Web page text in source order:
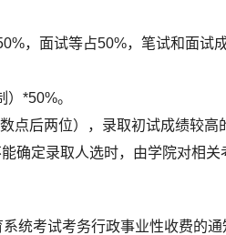
，面试等占50%，笔试和面
*50%。
点后两位），录取初试成绩较
定录取人选时，由学院对相关
统考试考务行政事业性收费的